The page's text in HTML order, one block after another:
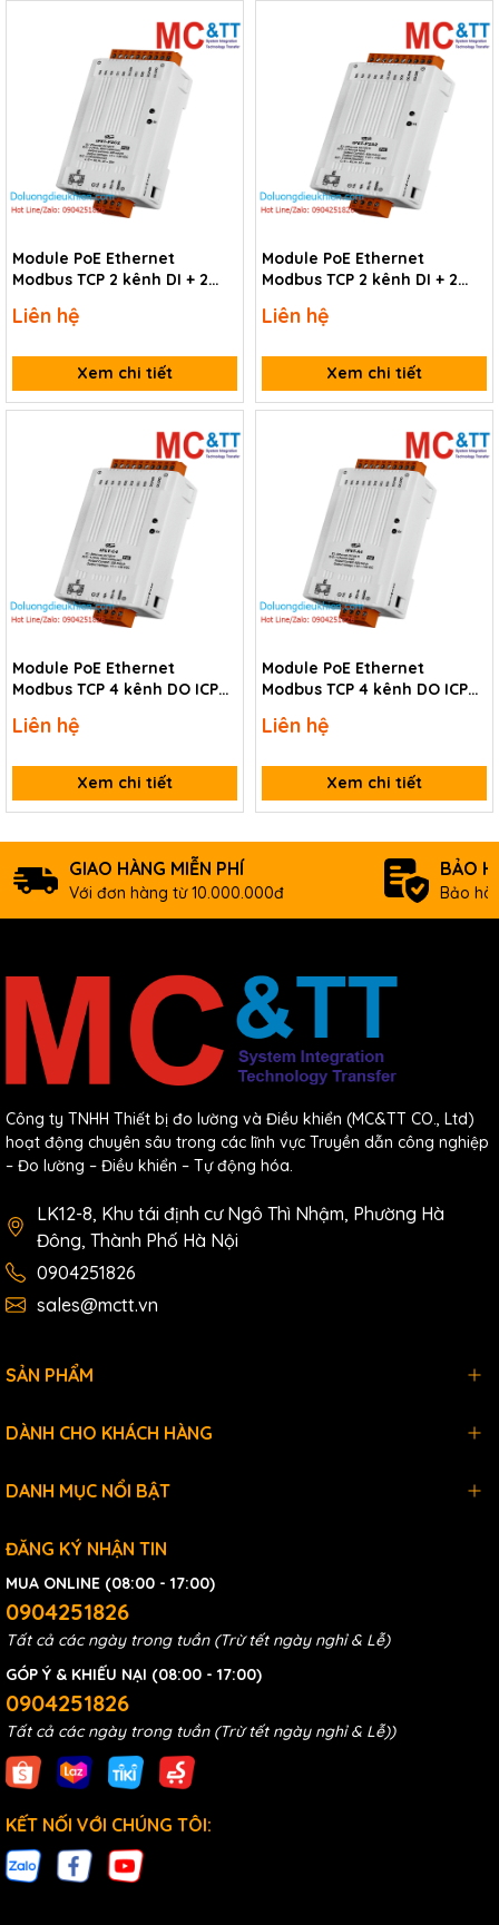
Module PoE Ethernet
Modbus TCP 2 kênh DI + 2
CR
Liên hệ
Xem chi tiết
Module PoE Ethernet
Modbus TCP 2 kênh DI + 2
CR
Liên hệ
Xem chi tiết
Module PoE Ethernet
Modbus TCP 4 kênh DO ICP
Liên hệ
Xem chi tiết
Module PoE Ethernet
Modbus TCP 4 kênh DO ICP
Liên hệ
Xem chi tiết
GIAO HÀNG MIỄN PHÍ
Với đơn hàng từ 10.000.000đ
BẢO
Bảo
Công ty TNHH Thiết bị đo lường và Điều khiển (MC&TT CO., Ltd)
hoạt động chuyên sâu trong các lĩnh vực Truyền dẫn công nghiệp
– Đo lường – Điều khiển – Tự động hóa.
LK12-8, Khu tái định cư Ngô Thì Nhậm, Phường Hà
Đông, Thành Phố Hà Nội
0904251826
sales@mctt.vn
SẢN PHẨM
DÀNH CHO KHÁCH HÀNG
DANH MỤC NỔI BẬT
ĐĂNG KÝ NHẬN TIN
MUA ONLINE (08:00 - 17:00)
0904251826
Tất cả các ngày trong tuần (Trừ tết ngày nghỉ & Lễ)
GÓP Ý & KHIẾU NẠI (08:00 - 17:00)
0904251826
Tất cả các ngày trong tuần (Trừ tết ngày nghỉ & Lễ))
KẾT NỐI VỚI CHÚNG TÔI: